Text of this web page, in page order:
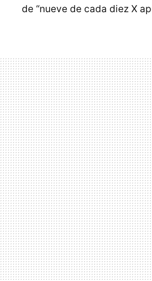
de “nueve de cada diez X